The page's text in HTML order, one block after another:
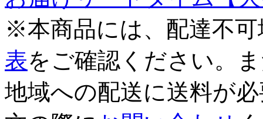
※本商品には、配達不
表をご確認ください。
地域への配送に送料が